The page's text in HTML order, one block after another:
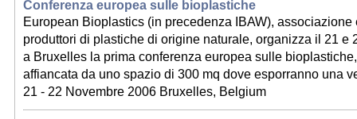
Conferenza europea sulle bioplastiche
European Bioplastics (in precedenza IBAW), associazione
produttori di plastiche di origine naturale, organizza il 21 e
a Bruxelles la prima conferenza europea sulle
affiancata da uno spazio di 300 mq dove esporranno una
21 - 22 Novembre 2006 Bruxelles, Belgium